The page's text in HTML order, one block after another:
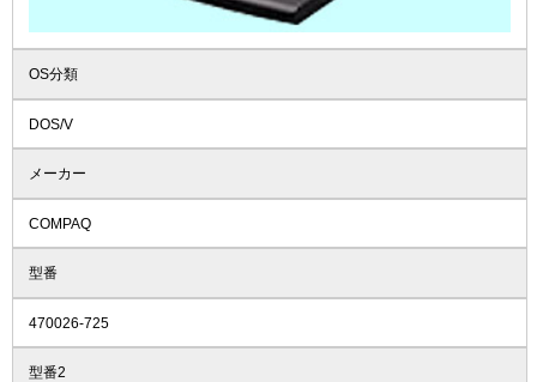
OS分類
DOS/V
メーカー
COMPAQ
型番
470026-725
型番2